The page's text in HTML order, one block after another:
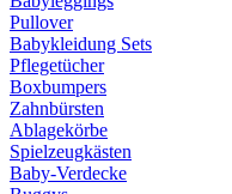
Pullover
Babykleidung Sets
Pflegetücher
Boxbumpers
Zahnbürsten
Ablagekörbe
Spielzeugkästen
Baby-Verdecke